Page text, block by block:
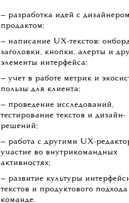
— разработка идей с
продактом;
— написание UX-текстов:
заголовки, кнопки, алерты и
элементы интерфейса;
— учет в работе метрик и
пользы для клиента;
— проведение исследований,
тестирование текстов и дизайн-
решений;
— работа с другими UX-
участие во внутрикомандных
активностях;
— развитие культуры
текстов и продуктового подхода
команде.